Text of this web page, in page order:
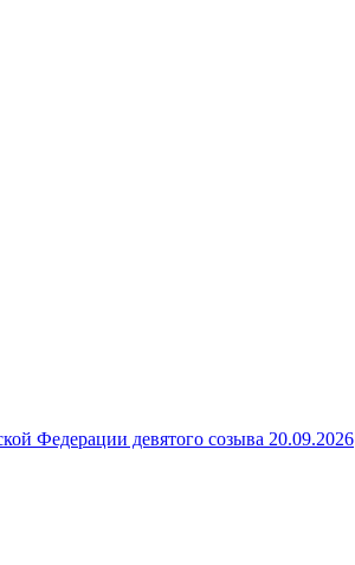
Федерации девятого созыва 20.09.2026